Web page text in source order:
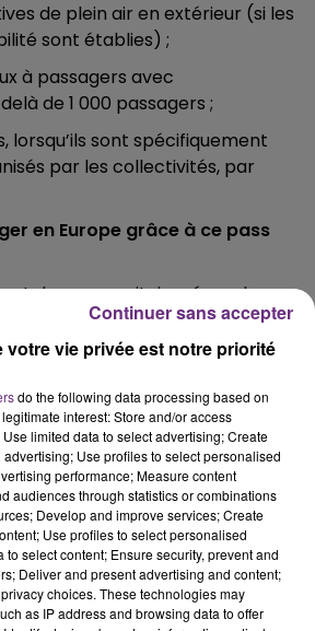
de plein air en extérieur (si les
sont établies) ;
à passagers avec
de 1 000 passagers ;
lorsqu’ils sont spécifiquement
par les collectivités, par
en Europe grâce à ce pass
du pass sanitaire répondra
de la Commission
un « certificat vert
certificats pourront être exigés :
de moins de 72h, preuve de
certains pays, une preuve de
d’utiliser le pass sanitaire ?
utilisé pour accéder à des
votre vie privée est notre priorité
do the following data processing based on
interest: Store and/or access
limited data to select advertising; Create
Use profiles to select personalised
performance; Measure content
audiences through statistics or combinations
Develop and improve services; Create
Use profiles to select personalised
to select content; Ensure security, prevent and
Deliver and present advertising and content;
choices. These technologies may
as IP address and browsing data to offer
Continuer sans accepter